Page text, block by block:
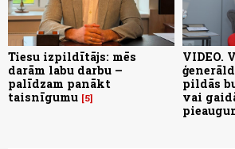
Tiesu izpildītājs: mēs
darām labu darbu –
palīdzam panākt
taisnīgumu 5
VIDEO.
pildās
vai